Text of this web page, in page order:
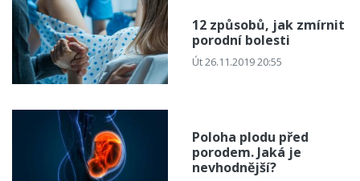
12 způsobů, jak zmírnit
porodní bolesti
Út 26.11.2019 20:55
Poloha plodu před
porodem. Jaká je
nevhodnější?